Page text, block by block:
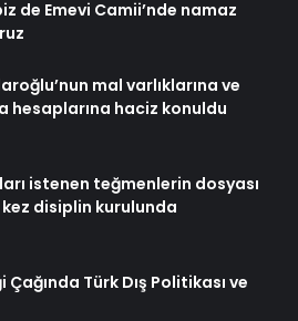
de Emevi Camii’nde namaz
mal varlıklarına ve
hesaplarına haciz konuldu
istenen teğmenlerin dosyası
disiplin kurulunda
Türk Dış Politikası ve